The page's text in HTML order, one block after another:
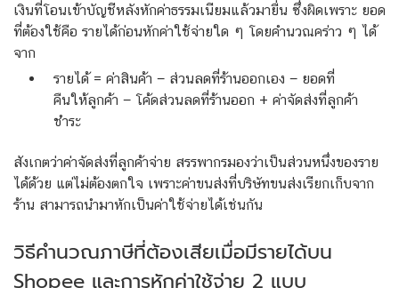
เงินที่โอนเข้าบัญชีหลังหักค่าธรรมเนียมแล้วมายื่น ซึ่งผิดเพราะ ยอด
ที่ต้องใช้คือ รายได้ก่อนหักค่าใช้จ่ายใด ๆ โดยคำนวณคร่าว ๆ ได้
จาก
รายได้ = ค่าสินค้า − ส่วนลดที่ร้านออกเอง − ยอดที่
คืนให้ลูกค้า − โค้ดส่วนลดที่ร้านออก + ค่าจัดส่งที่ลูกค้า
ชำระ
สังเกตว่าค่าจัดส่งที่ลูกค้าจ่าย สรรพากรมองว่าเป็นส่วนหนึ่งของราย
ได้ด้วย แต่ไม่ต้องตกใจ เพราะค่าขนส่งที่บริษัทขนส่งเรียกเก็บจาก
ร้าน สามารถนำมาหักเป็นค่าใช้จ่ายได้เช่นกัน
วิธีคำนวณภาษีที่ต้องเสียเมื่อมีรายได้บน
Shopee และการหักค่าใช้จ่าย 2 แบบ